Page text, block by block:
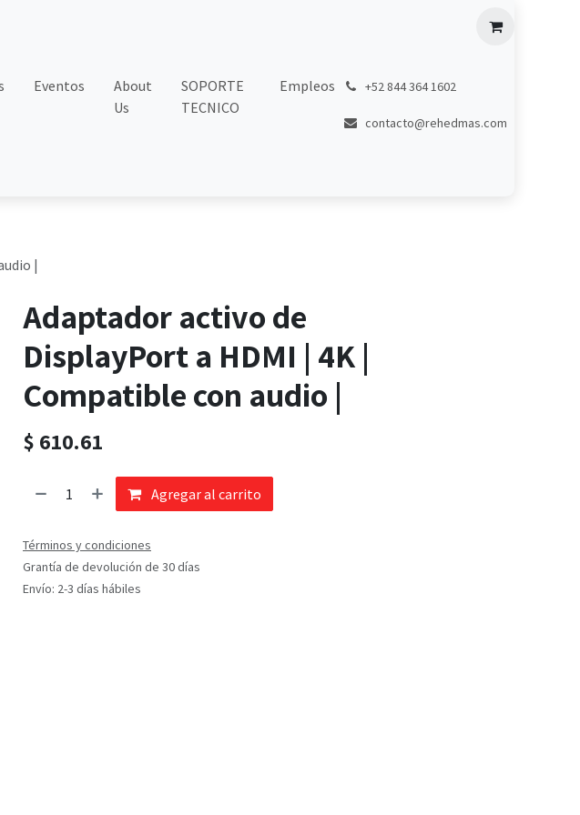
Eventos
About
Us
SOPORTE
TECNICO
Empleos +52 844 364 1602
contacto@rehedmas.com
|
Adaptador activo de
DisplayPort a HDMI | 4K |
Compatible con audio |
$ 610.61
Agregar al carrito
Términos y condiciones
Grantía de devolución de 30 días
Envío: 2-3 días hábiles